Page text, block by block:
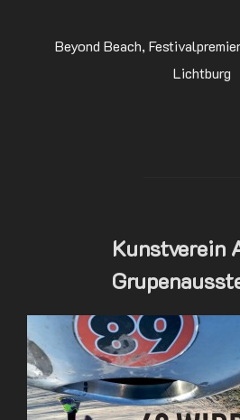
Beyond Beach,
Lichtburg
Kunstverein